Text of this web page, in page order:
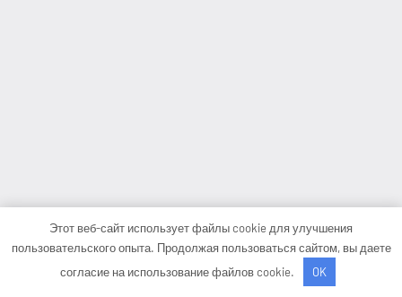
Этот веб-сайт использует файлы cookie для улучшения
пользовательского опыта. Продолжая пользоваться сайтом, вы даете
согласие на использование файлов cookie.
OK